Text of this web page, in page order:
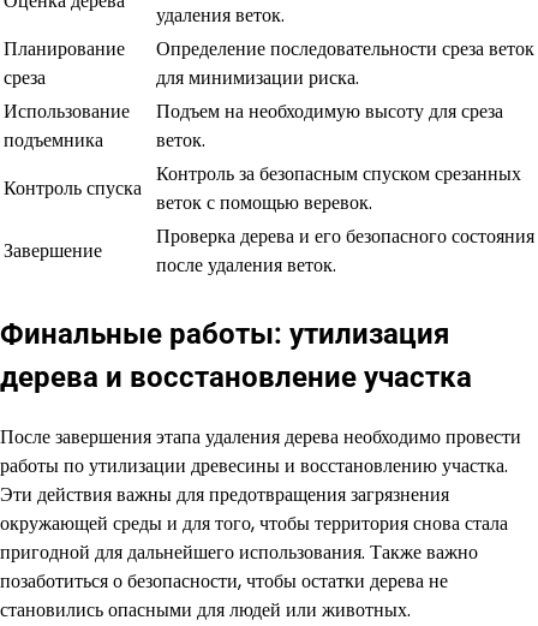
удаления веток.
Планирование
среза
Определение последовательности среза веток
для минимизации риска.
Использование
подъемника
Подъем на необходимую высоту для среза
веток.
Контроль спуска
Контроль за безопасным спуском срезанных
веток с помощью веревок.
Завершение
Проверка дерева и его безопасного состояния
после удаления веток.
Финальные работы: утилизация
дерева и восстановление участка
После завершения этапа удаления дерева необходимо провести
работы по утилизации древесины и восстановлению участка.
Эти действия важны для предотвращения загрязнения
окружающей среды и для того, чтобы территория снова стала
пригодной для дальнейшего использования. Также важно
позаботиться о безопасности, чтобы остатки дерева не
становились опасными для людей или животных.